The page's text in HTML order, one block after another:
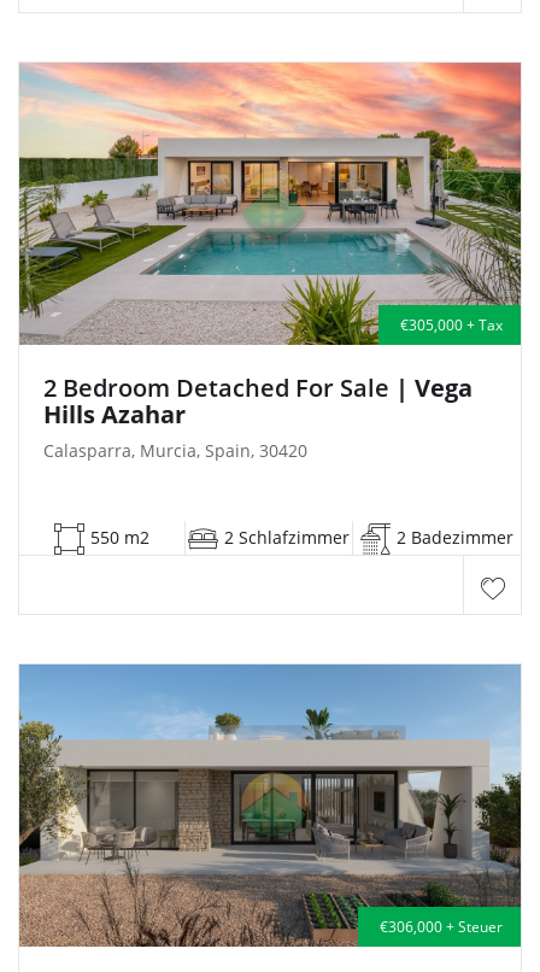
€305,000 + Tax
2 Bedroom Detached For Sale | Vega
Hills Azahar
Calasparra, Murcia, Spain, 30420
550 m2 2 Schlafzimmer 2 Badezimmer
€306,000 + Steuer